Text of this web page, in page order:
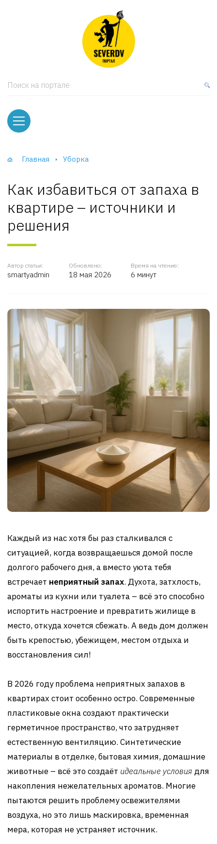
Поиск на портале
Главная Уборка
Как избавиться от запаха в
квартире – источники и
решения
Автор статьи:
smartyadmin
Обновлено:
18 мая 2026
Время на чтение:
6 минут
Каждый из нас хотя бы раз сталкивался с
ситуацией, когда возвращаешься домой после
долгого рабочего дня, а вместо уюта тебя
встречает неприятный запах. Духота, затхлость,
ароматы из кухни или туалета – всё это способно
испортить настроение и превратить жилище в
место, откуда хочется сбежать. А ведь дом должен
быть крепостью, убежищем, местом отдыха и
восстановления сил!
В 2026 году проблема неприятных запахов в
квартирах стоит особенно остро. Современные
пластиковые окна создают практически
герметичное пространство, что затрудняет
естественную вентиляцию. Синтетические
материалы в отделке, бытовая химия, домашние
животные – всё это создаёт идеальные условия для
накопления нежелательных ароматов. Многие
пытаются решить проблему освежителями
воздуха, но это лишь маскировка, временная
мера, которая не устраняет источник.
и тумбы
и Шкафы-Купе